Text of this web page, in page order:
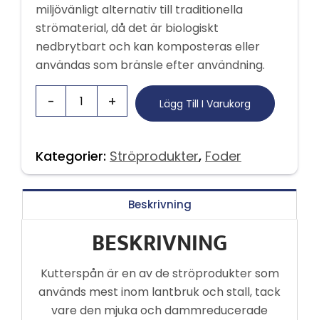
miljövänligt alternativ till traditionella
strömaterial, då det är biologiskt
nedbrytbart och kan komposteras eller
användas som bränsle efter användning.
Lägg Till I Varukorg
Kategorier: Ströprodukter, Foder
Beskrivning
BESKRIVNING
Kutterspån är en av de ströprodukter som
används mest inom lantbruk och stall, tack
vare den mjuka och dammreducerade